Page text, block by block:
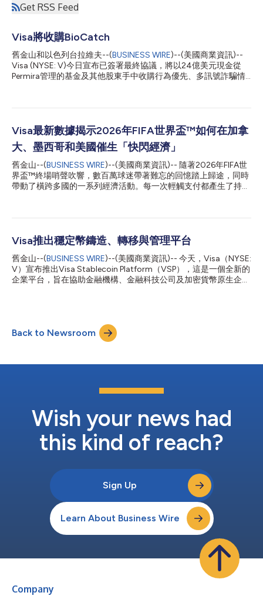
Get RSS Feed
Visa將收購BioCatch
舊金山和以色列台拉維夫--(BUSINESS WIRE)--(美國商業資訊)--
Visa (NYSE: V)今日宣布已簽署最終協議，將以24億美元現金從
Permira管理的基金及其他股東手中收購行為優先、多訊號詐騙情
自身及其客戶免受日益嚴重的帳戶接管、詐騙、洗錢和申請詐騙的
新解決方案，透過分析數千種應用程式、行為、裝置和網路訊號
（如擊鍵、觸摸手勢和裝置握持方式），即時偵測詐騙並區分合法
使用者與詐騙者。BioCatch在全球保護18億台裝置和7.6億使用
者，在21個不同國家為超過350家銀行客戶提供服務，其中包括全
球100多家最大的銀行。 Visa加值服務總裁Andrew Torre表示：
「帳戶接管和詐騙每年給全球經濟造成超過1兆美元的損失，而AI
正以前所未見的規模助長這些攻擊。BioCatch將協助我們的客戶
Visa最新數據揭示2026年FIFA世界盃™如何在加拿
大、墨西哥和美國催生「快閃經濟」
舊金山--(BUSINESS WIRE)--(美國商業資訊)-- 隨著2026年FIFA世
界盃™終場哨聲吹響，數百萬球迷帶著難忘的回憶踏上歸途，同時
帶動了橫跨多國的一系列經濟活動。每一次輕觸支付都產生了持久
動了各主辦城市跨境消費、國際旅行和數位商業的顯著成長。研究
為在重大文化、娛樂和運動賽事期間出現的臨時性、高度集中的商
隊，帶動了Visa持卡人在餐飲、交通、娛樂、零售、住宿及其他領
域的消費激增。從代表性的主辦城市到新興的球迷目的地，本屆賽
事創造了廣泛且持久的經濟效益，其輻射範圍遠超體育場本身。
黎各、英國、阿根廷和巴西的球迷在各主辦城市的跨境消費最高。
聖塔...
Visa推出穩定幣鑄造、轉移與管理平台
舊金山--(BUSINESS WIRE)--(美國商業資訊)-- 今天，Visa（NYSE:
V）宣布推出Visa Stablecoin Platform（VSP），這是一個全新的
企業平台，旨在協助金融機構、金融科技公司及加密貨幣原生企
首先將支援Open USD（OUSD），這是由Open Standard近期推
出的新穩定幣。這包括透過新推出的「錢包即服務」產品所提供的
鏈上錢包基礎設施，以及支援Open USD的鑄造與銷毀連接功能。
層新的可程式化貨幣，但對多數機構而言，困難之處不在於概念本
個單一據點，讓他們能夠鑄造、移轉及管理穩定幣營運作業，並具
備他們早已從Visa所期待的管控機制、安全性及網路觸及範圍。這
實的...
Back to Newsroom
Wish your news had
this kind of reach?
Sign Up
Learn About Business Wire
Company